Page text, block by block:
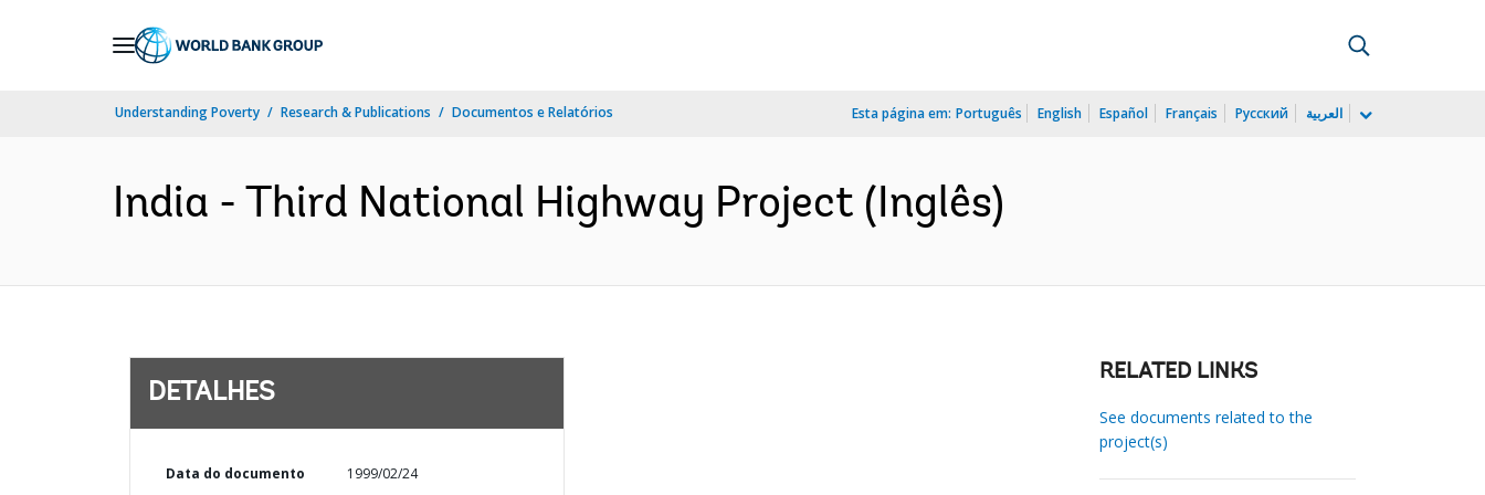
Understanding Poverty Research & Publications Documentos e Relatórios Esta página em: Português English Español Français Русский العربية
India - Third National Highway Project (Inglês)
DETALHES
Data do documento 1999/02/24
RELATED LINKS
See documents related to the
project(s)